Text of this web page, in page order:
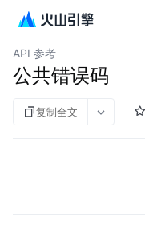
云数据库 veDB MySQL 版
API 参考
公共错误码
复制全文